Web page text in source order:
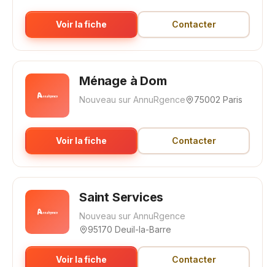
Voir la fiche Contacter
Ménage à Dom
Nouveau sur AnnuRgence 75002 Paris
Voir la fiche Contacter
Saint Services
Nouveau sur AnnuRgence
95170 Deuil-la-Barre
Voir la fiche Contacter